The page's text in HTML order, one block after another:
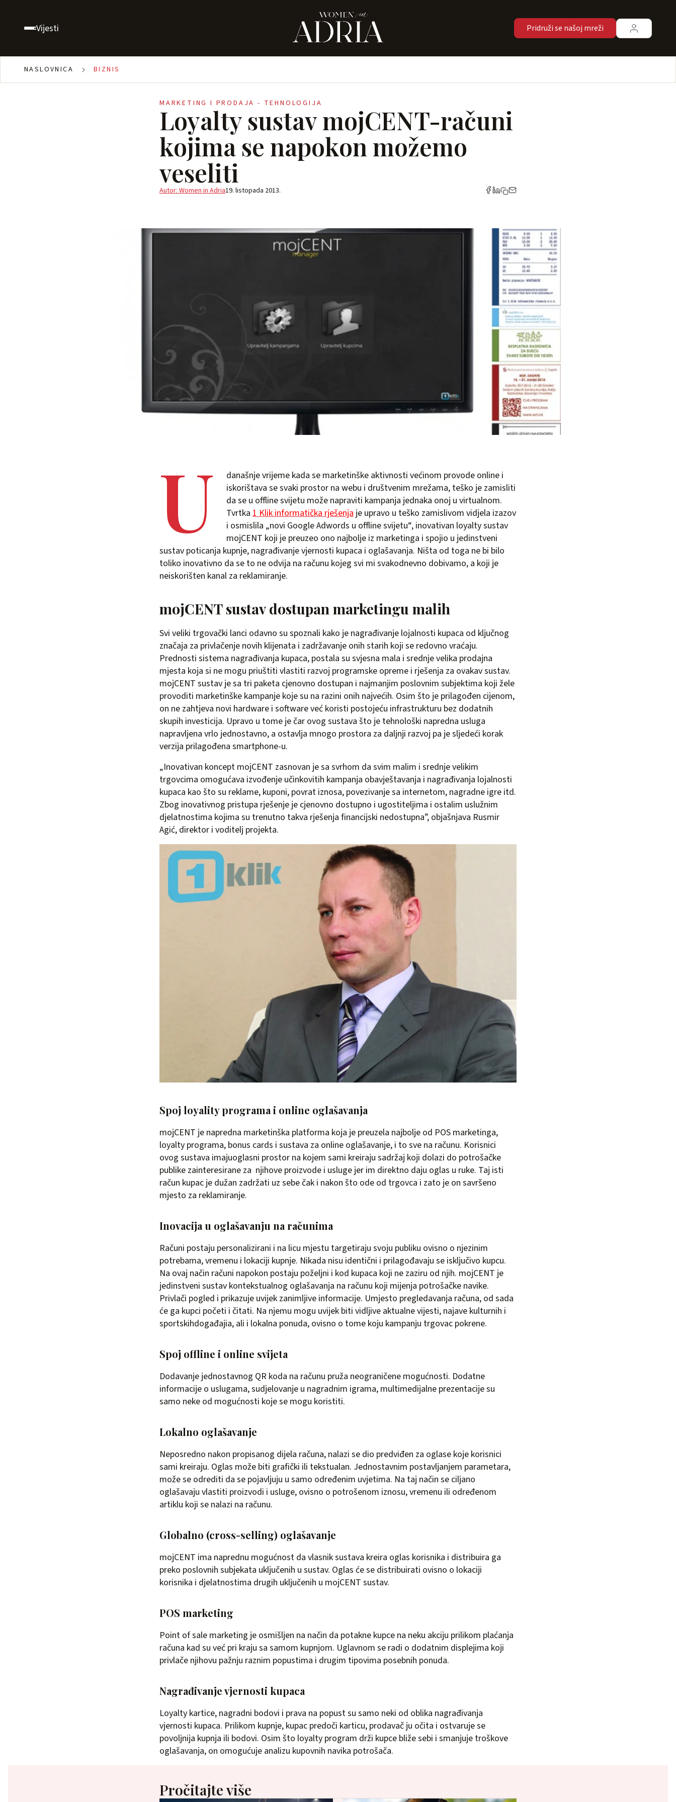
Vijesti Pridruži se našoj mreži
NASLOVNICA BIZNIS
MARKETING I PRODAJA - TEHNOLOGIJA
Loyalty sustav mojCENT-računi
kojima se napokon možemo
veseliti
Autor: Women in Adria19. listopada 2013.
U
današnje vrijeme kada se marketinške aktivnosti većinom provode online i
iskorištava se svaki prostor na webu i društvenim mrežama, teško je zamisliti
da se u offline svijetu može napraviti kampanja jednaka onoj u virtualnom.
Tvrtka 1 Klik informatička rješenja je upravo u teško zamislivom vidjela izazov
i osmislila „novi Google Adwords u offline svijetu“, inovativan loyalty sustav
mojCENT koji je preuzeo ono najbolje iz marketinga i spojio u jedinstveni
sustav poticanja kupnje, nagrađivanje vjernosti kupaca i oglašavanja. Ništa od toga ne bi bilo
toliko inovativno da se to ne odvija na računu kojeg svi mi svakodnevno dobivamo, a koji je
neiskorišten kanal za reklamiranje.
mojCENT sustav dostupan marketingu malih
Svi veliki trgovački lanci odavno su spoznali kako je nagrađivanje lojalnosti kupaca od ključnog
značaja za privlačenje novih klijenata i zadržavanje onih starih koji se redovno vraćaju.
Prednosti sistema nagrađivanja kupaca, postala su svjesna mala i srednje velika prodajna
mjesta koja si ne mogu priuštiti vlastiti razvoj programske opreme i rješenja za ovakav sustav.
mojCENT sustav je sa tri paketa cjenovno dostupan i najmanjim poslovnim subjektima koji žele
provoditi marketinške kampanje koje su na razini onih najvećih. Osim što je prilagođen cijenom,
on ne zahtjeva novi hardware i software već koristi postojeću infrastrukturu bez dodatnih
skupih investicija. Upravo u tome je čar ovog sustava što je tehnološki napredna usluga
napravljena vrlo jednostavno, a ostavlja mnogo prostora za daljnji razvoj pa je sljedeći korak
verzija prilagođena smartphone-u.
„Inovativan koncept mojCENT zasnovan je sa svrhom da svim malim i srednje velikim
trgovcima omogućava izvođenje učinkovitih kampanja obavještavanja i nagrađivanja lojalnosti
kupaca kao što su reklame, kuponi, povrat iznosa, povezivanje sa internetom, nagradne igre itd.
Zbog inovativnog pristupa rješenje je cjenovno dostupno i ugostiteljima i ostalim uslužnim
djelatnostima kojima su trenutno takva rješenja financijski nedostupna”, objašnjava Rusmir
Agić, direktor i voditelj projekta.
Spoj loyality programa i online oglašavanja
mojCENT je napredna marketinška platforma koja je preuzela najbolje od POS marketinga,
loyalty programa, bonus cards i sustava za online oglašavanje, i to sve na računu. Korisnici
ovog sustava imajuoglasni prostor na kojem sami kreiraju sadržaj koji dolazi do potrošačke
publike zainteresirane za njihove proizvode i usluge jer im direktno daju oglas u ruke. Taj isti
račun kupac je dužan zadržati uz sebe čak i nakon što ode od trgovca i zato je on savršeno
mjesto za reklamiranje.
Inovacija u oglašavanju na računima
Računi postaju personalizirani i na licu mjestu targetiraju svoju publiku ovisno o njezinim
potrebama, vremenu i lokaciji kupnje. Nikada nisu identični i prilagođavaju se isključivo kupcu.
Na ovaj način računi napokon postaju poželjni i kod kupaca koji ne zaziru od njih. mojCENT je
jedinstveni sustav kontekstualnog oglašavanja na računu koji mijenja potrošačke navike.
Privlači pogled i prikazuje uvijek zanimljive informacije. Umjesto pregledavanja računa, od sada
će ga kupci početi i čitati. Na njemu mogu uvijek biti vidljive aktualne vijesti, najave kulturnih i
sportskihdogađajia, ali i lokalna ponuda, ovisno o tome koju kampanju trgovac pokrene.
Spoj offline i online svijeta
Dodavanje jednostavnog QR koda na računu pruža neograničene mogućnosti. Dodatne
informacije o uslugama, sudjelovanje u nagradnim igrama, multimedijalne prezentacije su
samo neke od mogućnosti koje se mogu koristiti.
Lokalno oglašavanje
Neposredno nakon propisanog dijela računa, nalazi se dio predviđen za oglase koje korisnici
sami kreiraju. Oglas može biti grafički ili tekstualan. Jednostavnim postavljanjem parametara,
može se odrediti da se pojavljuju u samo određenim uvjetima. Na taj način se ciljano
oglašavaju vlastiti proizvodi i usluge, ovisno o potrošenom iznosu, vremenu ili određenom
artiklu koji se nalazi na računu.
Globalno (cross-selling) oglašavanje
mojCENT ima naprednu mogućnost da vlasnik sustava kreira oglas korisnika i distribuira ga
preko poslovnih subjekata uključenih u sustav. Oglas će se distribuirati ovisno o lokaciji
korisnika i djelatnostima drugih uključenih u mojCENT sustav.
POS marketing
Point of sale marketing je osmišljen na način da potakne kupce na neku akciju prilikom plaćanja
računa kad su već pri kraju sa samom kupnjom. Uglavnom se radi o dodatnim displejima koji
privlače njihovu pažnju raznim popustima i drugim tipovima posebnih ponuda.
Nagrađivanje vjernosti kupaca
Loyalty kartice, nagradni bodovi i prava na popust su samo neki od oblika nagrađivanja
vjernosti kupaca. Prilikom kupnje, kupac predoči karticu, prodavač ju očita i ostvaruje se
povoljnija kupnja ili bodovi. Osim što loyalty program drži kupce bliže sebi i smanjuje troškove
oglašavanja, on omogućuje analizu kupovnih navika potrošača.
Pročitajte više